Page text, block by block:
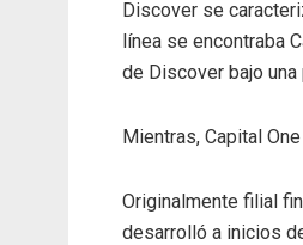
Discover se
línea se encontraba
de Discover bajo
Mientras, Capital
Originalmente filial
desarrolló a inicios